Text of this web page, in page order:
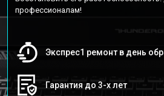
профессионалам!
Экспрес1 ремонт в день
Гарантия до 3-х лет